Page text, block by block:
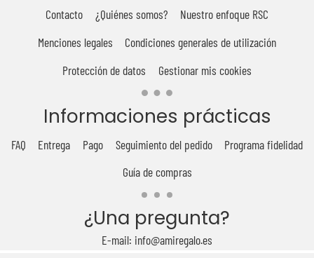
Contacto ¿Quiénes somos?
Nuestro enfoque RSC
Menciones legales
Condiciones generales de utilización
Protección de datos
Gestionar mis cookies
Informaciones prácticas
FAQ Entrega Pago Seguimiento del pedido
Programa fidelidad
Guía de compras
¿Una pregunta?
E-mail: info@amiregalo.es